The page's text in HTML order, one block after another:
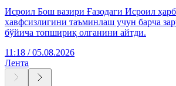
Исроил Бош вазири Ғазодаги Исроил
хавфсизлигини таъминлаш учун барча
бўйича топшириқ олганини айтди.
11:18 / 05.08.2026
Лента